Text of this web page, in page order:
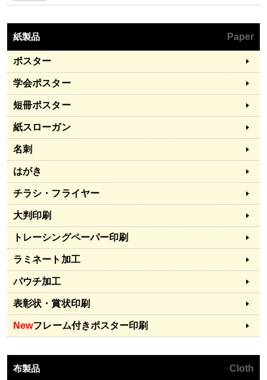
紙製品 Paper
ポスター
学会ポスター
短冊ポスター
紙スローガン
名刺
はがき
チラシ・フライヤー
大判印刷
トレーシングペーパー印刷
ラミネート加工
パウチ加工
表彰状・賞状印刷
Newフレーム付きポスター印刷
布製品 Cloth